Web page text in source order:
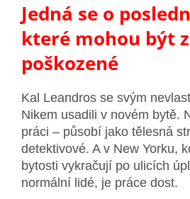
Jedná se o
které mohou být
poškozené
Kal Leandros se svým
Nikem usadili v novém bytě.
práci – působí jako tělesná
detektivové. A v New Yorku,
bytosti vykračují po ulicích
normální lidé, je práce dost.